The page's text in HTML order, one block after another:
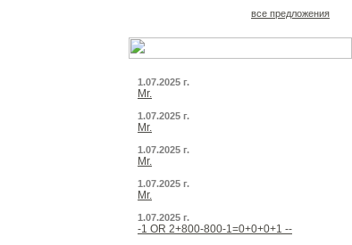
все предложения
1.07.2025 г.
Mr.
1.07.2025 г.
Mr.
1.07.2025 г.
Mr.
1.07.2025 г.
Mr.
1.07.2025 г.
-1 OR 2+800-800-1=0+0+0+1 --